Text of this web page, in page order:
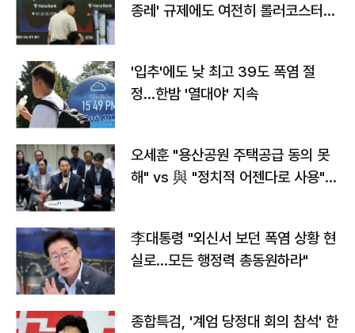
종레' 규제에도 여전히 롤러코스터
'입추'에도 낮 최고 39도 폭염 절
정…한밤 '열대야' 지속
오세훈 "용산공원 주택공급 동의 못
해" vs 與 "정치적 어젠다로 사용"
李대통령 "외신서 보던 폭염 상황 현
실로…모든 행정력 총동원하라"
종합특검, '계엄 당정대 회의 참석' 한